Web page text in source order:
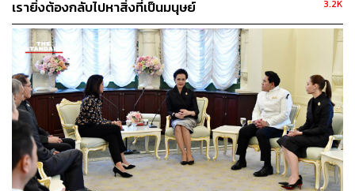
เรายิ่งต้องกลับไปหาสิ่งที่เป็นมนุษย์
3.2K